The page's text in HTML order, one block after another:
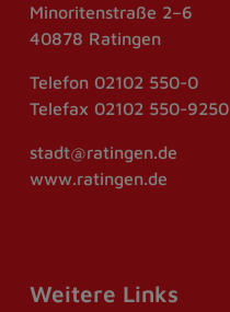
Minoritenstraße 2–6
40878 Ratingen
Telefon 02102 550-0
Telefax 02102 550-9250
stadt@ratingen.de
www.ratingen.de
Weitere Links